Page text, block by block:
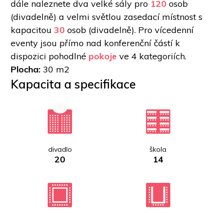
dále naleznete dva velké sály pro 120 osob
(divadelně) a velmi světlou zasedací místnost s
kapacitou 30 osob (divadelně). Pro vícedenní
eventy jsou přímo nad konferenční částí k
dispozici pohodlné pokoje ve 4 kategoriích.
Plocha: 30 m2
Kapacita a specifikace
divadlo
20
škola
14